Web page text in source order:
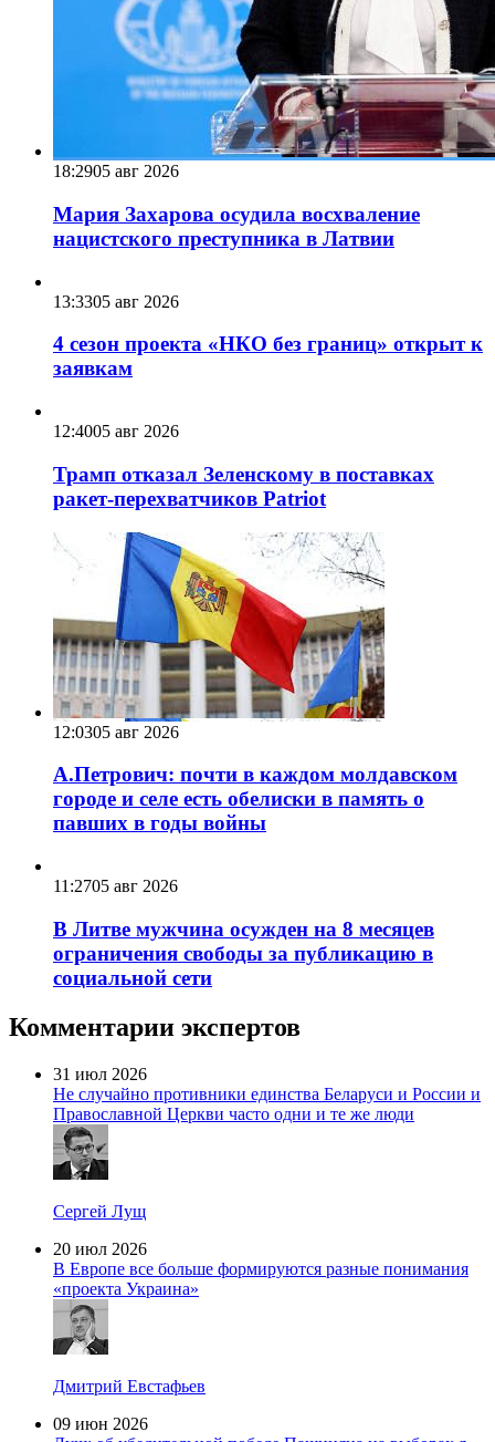
18:2905 авг 2026
Мария Захарова осудила восхваление
нацистского преступника в Латвии
13:3305 авг 2026
4 сезон проекта «НКО без границ» открыт к
заявкам
12:4005 авг 2026
Трамп отказал Зеленскому в поставках
ракет-перехватчиков Patriot
12:0305 авг 2026
А.Петрович: почти в каждом молдавском
городе и селе есть обелиски в память о
павших в годы войны
11:2705 авг 2026
В Литве мужчина осужден на 8 месяцев
ограничения свободы за публикацию в
социальной сети
Комментарии экспертов
31 июл 2026
Не случайно противники единства Беларуси и России и
Православной Церкви часто одни и те же люди
Сергей Лущ
20 июл 2026
В Европе все больше формируются разные понимания
«проекта Украина»
Дмитрий Евстафьев
09 июн 2026